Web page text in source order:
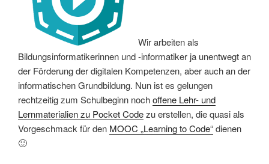
Wir arbeiten als
Bildungsinformatikerinnen und -informatiker ja unentwegt an
der Förderung der digitalen Kompetenzen, aber auch an der
informatischen Grundbildung. Nun ist es gelungen
rechtzeitig zum Schulbeginn nochoffene Lehr- und
Lernmaterialien zu Pocket Codezu erstellen, die quasi als
Vorgeschmack für den MOOC „Learning to Code“dienen
🙂